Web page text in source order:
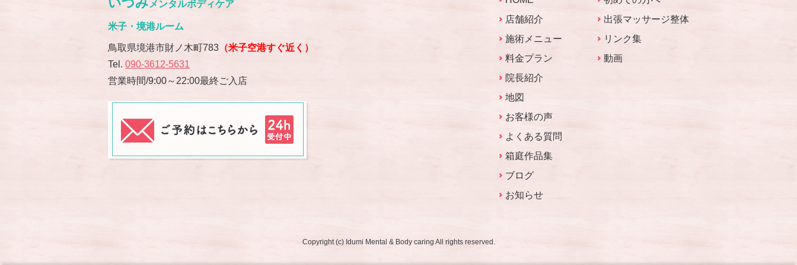
メンタルボディケア
米子・境港ルーム
鳥取県境港市財ノ木町783 （米子空港すぐ近く）
Tel. 090-3612-5631
営業時間/9:00～22:00最終ご入店
店舗紹介
施術メニュー
料金プラン
院長紹介
地図
お客様の声
よくある質問
箱庭作品集
ブログ
お知らせ
出張マッサージ整体
リンク集
動画
Copyright (c) Idumi Mental & Body caring All rights reserved.